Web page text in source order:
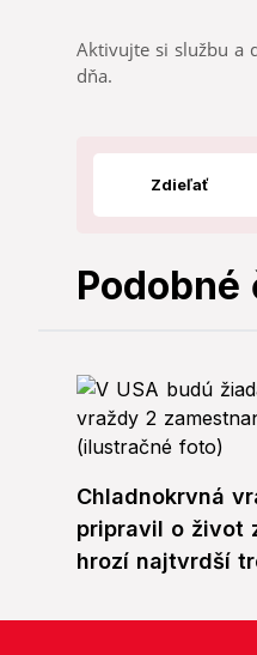
Aktivujte si službu a
dňa.
Zdieľať
Chladnokrvná
pripravil o život
hrozí najtvrdší